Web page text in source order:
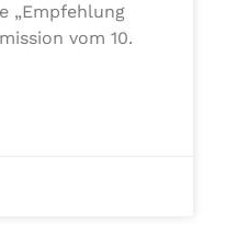
„Empfehlung
vom 10.